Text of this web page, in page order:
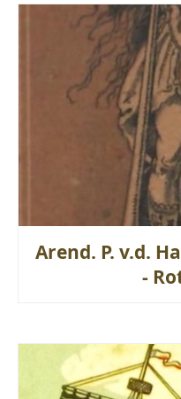
Arend. P. v.d.
-